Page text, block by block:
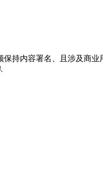
持内容署名、且涉及商业